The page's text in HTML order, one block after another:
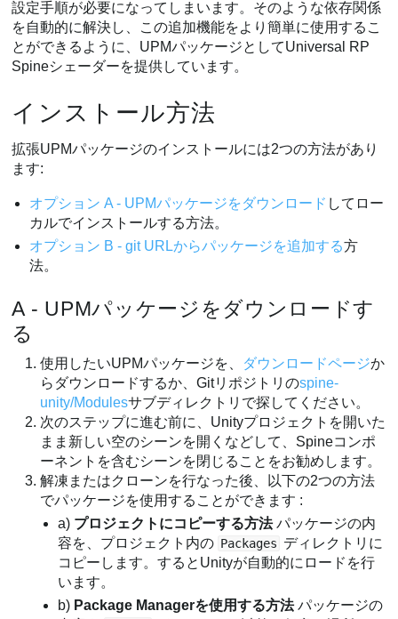
設定手順が必要になってしまいます。そのような依存関係
を自動的に解決し、この追加機能をより簡単に使用するこ
とができるように、UPMパッケージとしてUniversal RP
Spineシェーダーを提供しています。
インストール方法
拡張UPMパッケージのインストールには2つの方法があり
ます:
オプション A - UPMパッケージをダウンロード してロー
カルでインストールする方法。
オプション B - git URLからパッケージを追加する方
法。
A - UPMパッケージをダウンロードす
る
使用したいUPMパッケージを、 ダウンロードページか
らダウンロードするか、Gitリポジトリのspine-
unity/Modulesサブディレクトリで探してください。
次のステップに進む前に、Unityプロジェクトを開いた
まま新しい空のシーンを開くなどして、Spineコンポ
ーネントを含むシーンを閉じることをお勧めします。
解凍またはクローンを行なった後、以下の2つの方法
でパッケージを使用することができます :
a) プロジェクトにコピーする方法パッケージの内
容を、プロジェクト内の Packages ディレクトリに
コピーします。するとUnityが自動的にロードを行
います。
b) Package Managerを使用する方法パッケージの